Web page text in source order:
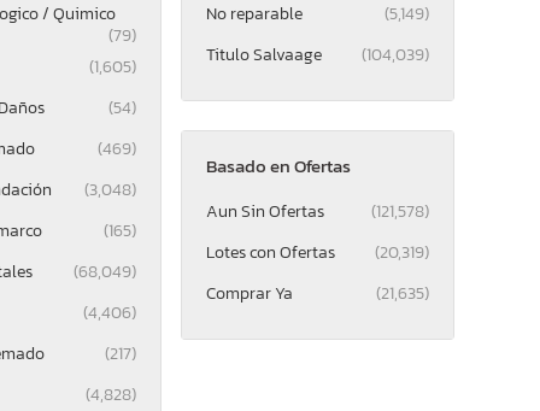
/ Quimico
(79)
(1,605)
(54)
(469)
(3,048)
(165)
(68,049)
(4,406)
(217)
(4,828)
No reparable
(5,149)
Titulo Salvaage
(104,039)
Basado en Ofertas
Aun Sin Ofertas
(121,578)
Lotes con Ofertas
(20,319)
Comprar Ya
(21,635)